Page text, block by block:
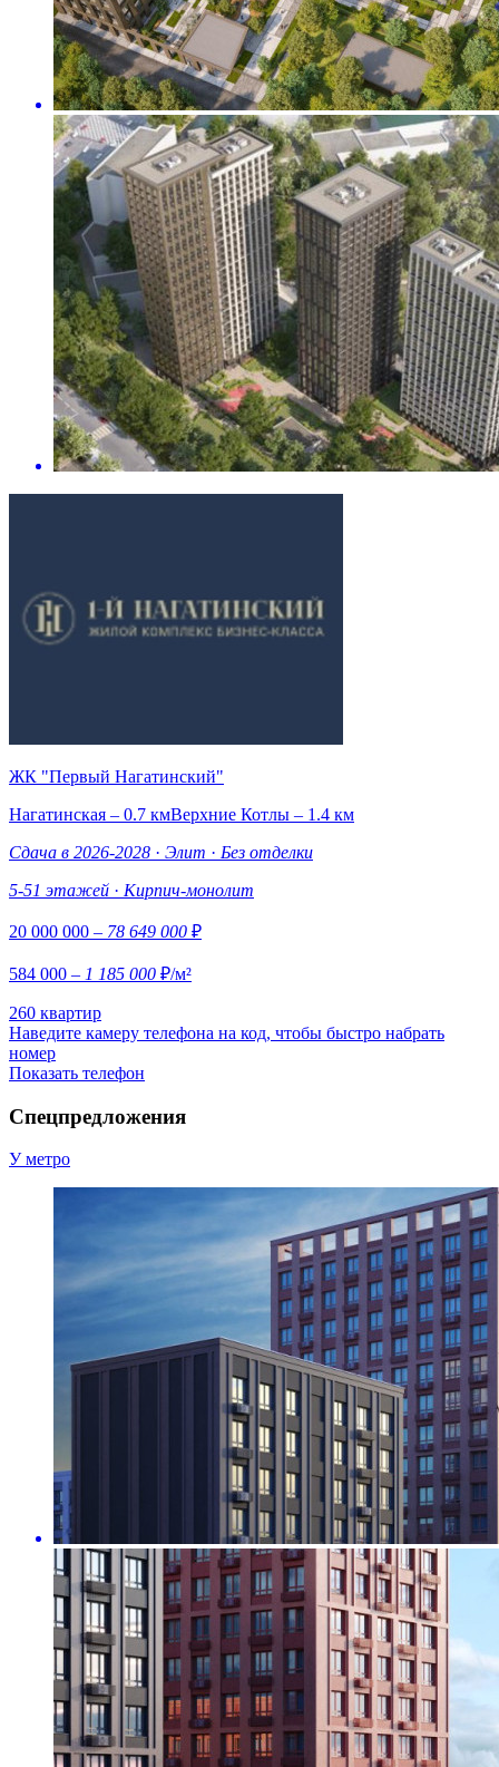
ЖК "Первый Нагатинский"
Нагатинская – 0.7 кмВерхние Котлы – 1.4 км
Сдача в 2026-2028 · Элит · Без отделки
5-51 этажей · Кирпич-монолит
20 000 000 – 78 649 000 ₽
584 000 – 1 185 000 ₽/м²
260 квартир
Наведите камеру телефона на код, чтобы быстро набрать
номер
Показать телефон
Спецпредложения
У метро